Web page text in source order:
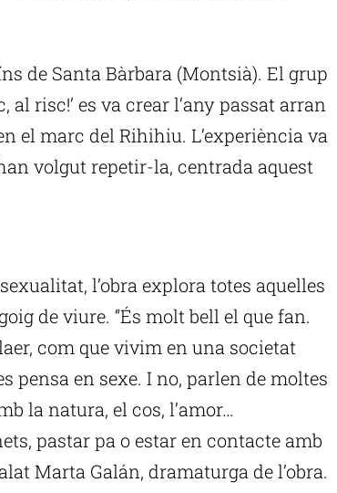
de Santa Bàrbara (Montsià). El grup
al risc!’ es va crear l’any passat arran
el marc del Rihihiu. L’experiència va
volgut repetir-la, centrada aquest
l’obra explora totes aquelles
de viure. “És molt bell el que fan.
com que vivim en una societat
pensa en sexe. I no, parlen de moltes
la natura, el cos, l’amor…
pastar pa o estar en contacte amb
Marta Galán, dramaturga de l’obra.